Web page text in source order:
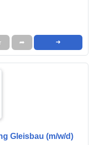
➦ ➜
Gleisbau (m/w/d)